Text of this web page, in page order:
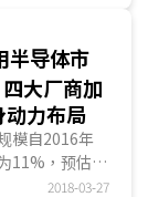
半导体展望
域，投入公司
达成30倍的
半导体市
大厂商加
动力布局
模自2016年
11%，预估
智浦(NXP)、
2018-03-27